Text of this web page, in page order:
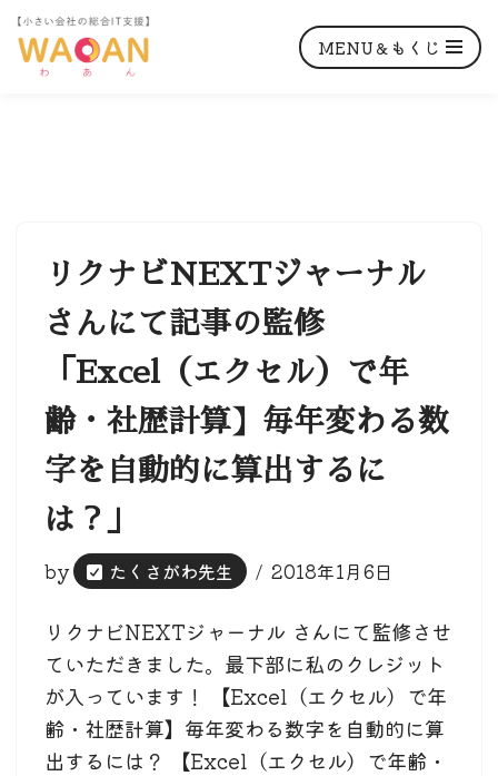
MENU＆もくじ
リクナビNEXTジャーナル
さんにて記事の監修
「Excel（エクセル）で年
齢・社歴計算】毎年変わる数
字を自動的に算出するに
は？」
by たくさがわ先生 2018年1月6日
リクナビNEXTジャーナル さんにて監修させ
ていただきました。最下部に私のクレジット
が入っています！ 【Excel（エクセル）で年
齢・社歴計算】毎年変わる数字を自動的に算
出するには？ 【Excel（エクセル）で年齢・